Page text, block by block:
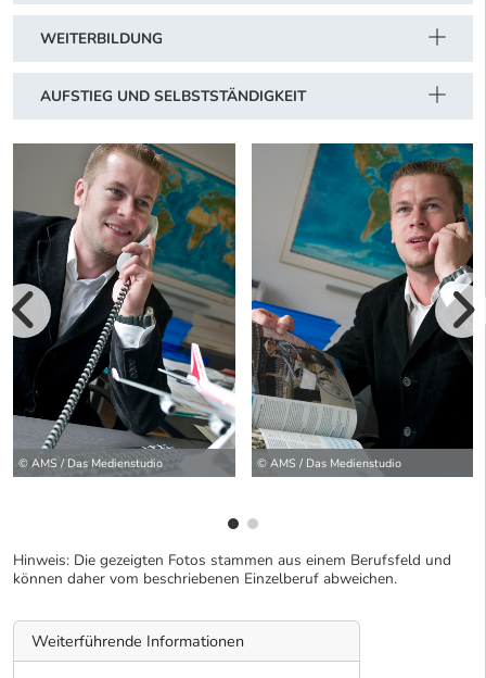
WEITERBILDUNG
AUFSTIEG UND SELBSTSTÄNDIGKEIT
© AMS / Das Medienstudio © AMS / Das Medienstudio
Hinweis: Die gezeigten Fotos stammen aus einem Berufsfeld und
können daher vom beschriebenen Einzelberuf abweichen.
Weiterführende Informationen